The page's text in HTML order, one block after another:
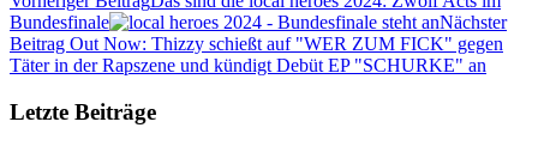
Bundesfinale
Nächster
Beitrag Out Now: Thizzy schießt auf "WER ZUM FICK" gegen
Täter in der Rapszene und kündigt Debüt EP "SCHURKE" an
Letzte Beiträge